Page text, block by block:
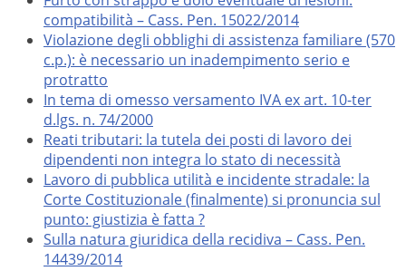
compatibilità – Cass. Pen. 15022/2014
Violazione degli obblighi di assistenza familiare (570
c.p.): è necessario un inadempimento serio e
protratto
In tema di omesso versamento IVA ex art. 10-ter
d.lgs. n. 74/2000
Reati tributari: la tutela dei posti di lavoro dei
dipendenti non integra lo stato di necessità
Lavoro di pubblica utilità e incidente stradale: la
Corte Costituzionale (finalmente) si pronuncia sul
punto: giustizia è fatta ?
Sulla natura giuridica della recidiva – Cass. Pen.
14439/2014